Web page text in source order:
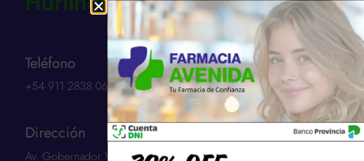
Teléfono
+54 911 2838 0654​
Dirección
Av. Gobernador Vergara 3263 | Hurlingham 1686 | Provincia: